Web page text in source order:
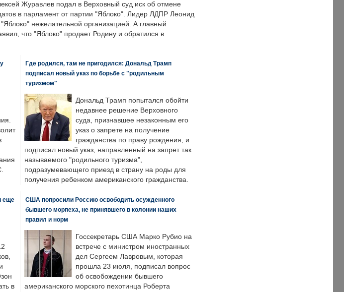
Журавлев подал в Верховный суд иск об отмене
в парламент от партии "Яблоко". Лидер ЛДПР Леонид
нежелательной организацией. А главный
что "Яблоко" продает Родину и обратился в
Где родился, там не пригодился: Дональд Трамп
подписал новый указ по борьбе с "родильным
туризмом"
Дональд Трамп попытался обойти
недавнее решение Верховного
суда, признавшее незаконным его
указ о запрете на получение
гражданства по праву рождения, и
подписал новый указ, направленный на запрет так
называемого "родильного туризма",
подразумевающего приезд в страну на роды для
получения ребенком американского гражданства.
еще
в
США попросили Россию освободить осужденного
бывшего морпеха, не принявшего в колонии наших
правил и норм
Госсекретарь США Марко Рубио на
встрече с министром иностранных
дел Сергеем Лавровым, которая
прошла 23 июля, подписал вопрос
об освобождении бывшего
американского морского пехотинца Роберта